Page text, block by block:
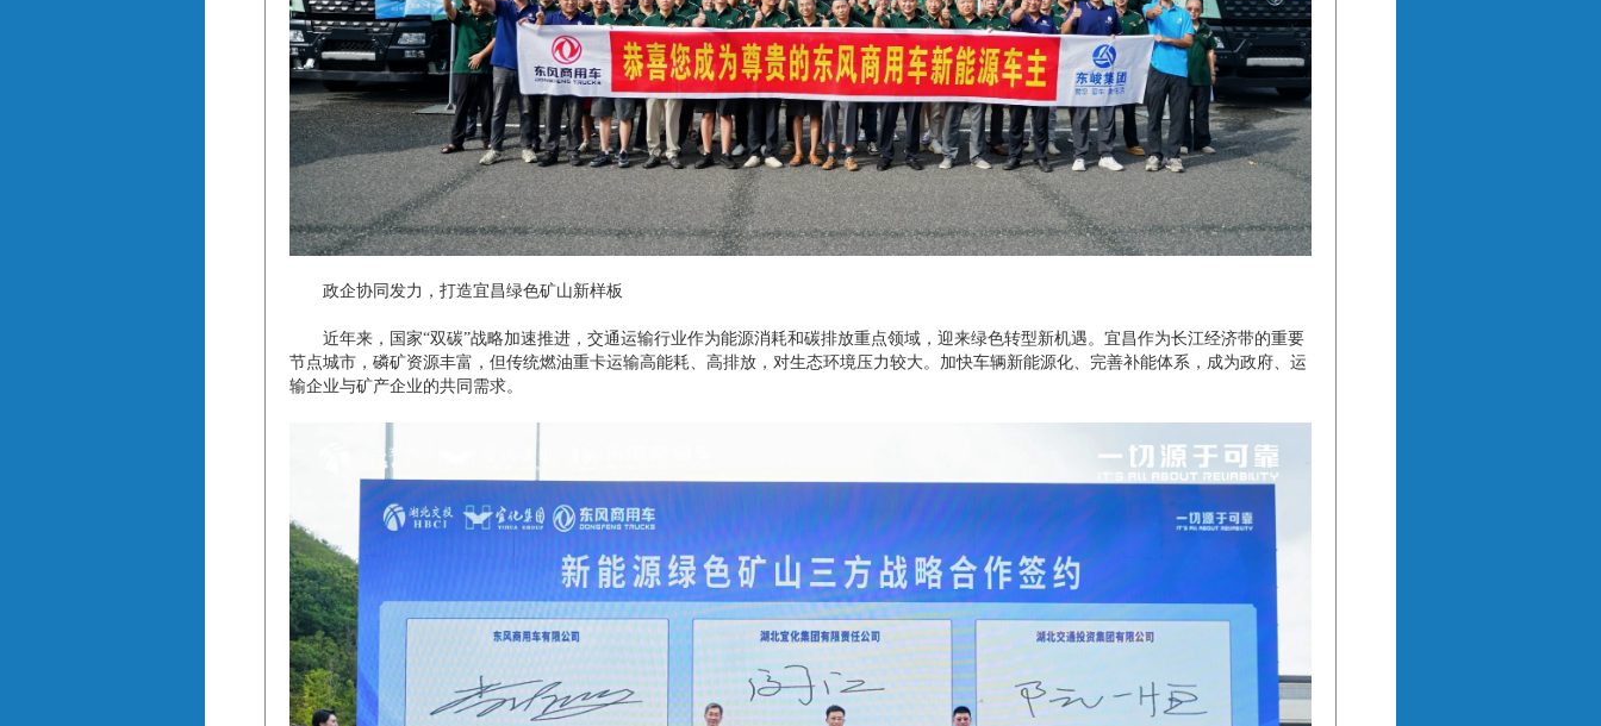
政企协同发力，打造宜昌绿色矿山新样板
近年来，国家“双碳”战略加速推进，交通运输行业作为能源消耗和碳排放重点领域，迎来绿色转型新机遇。宜昌作为长江经济带的重要
节点城市，磷矿资源丰富，但传统燃油重卡运输高能耗、高排放，对生态环境压力较大。加快车辆新能源化、完善补能体系，成为政府、运
输企业与矿产企业的共同需求。